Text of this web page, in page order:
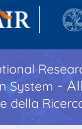
System -
della